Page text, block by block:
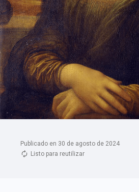
Publicado en 30 de agosto de 2024
Listo para reutilizar